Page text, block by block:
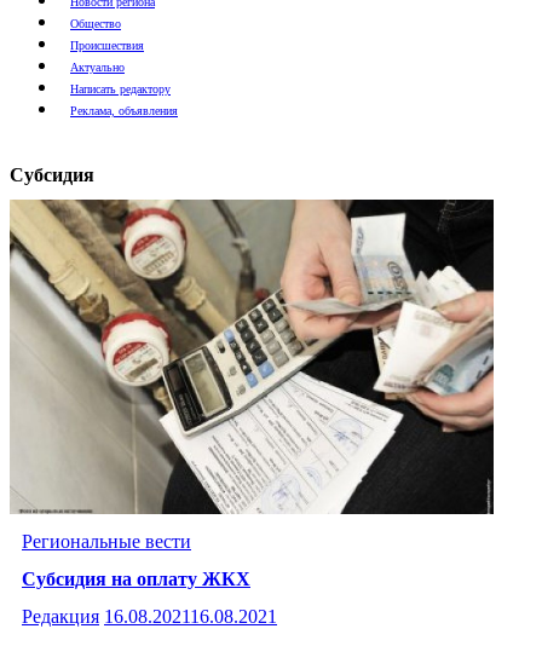
Общество
Происшествия
Актуально
Написать редактору
Реклама, объявления
Субсидия
Региональные вести
Субсидия на оплату ЖКХ
Редакция 16.08.202116.08.2021